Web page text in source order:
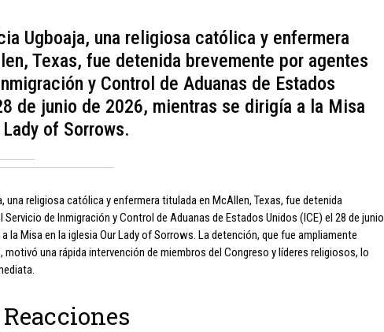
Ugboaja, una religiosa católica y enfermera
Texas, fue detenida brevemente por agentes
y Control de Aduanas de Estados
de junio de 2026, mientras se dirigía a la Misa
of Sorrows.
una religiosa católica y enfermera titulada en McAllen, Texas, fue detenida
de Inmigración y Control de Aduanas de Estados Unidos (ICE) el 28 de junio
la Misa en la iglesia Our Lady of Sorrows. La detención, que fue ampliamente
motivó una rápida intervención de miembros del Congreso y líderes religiosos, lo